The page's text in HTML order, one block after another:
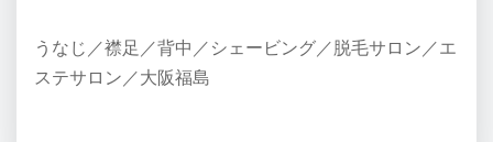
うなじ／襟足／背中／シェービング／脱毛サロン／エ
ステサロン／大阪福島